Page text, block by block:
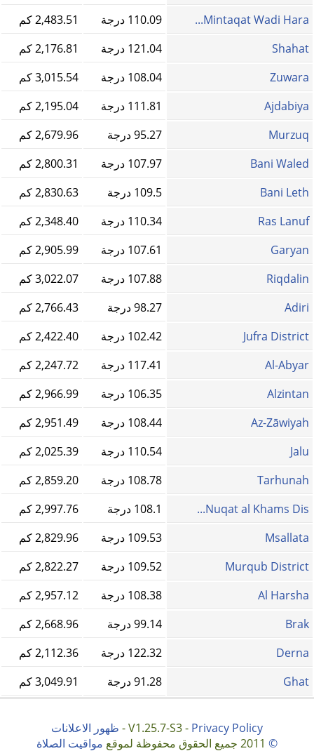
Mintaqat Wadi Hara...
110.09 درجة
2,483.51 كم
Shahat
121.04 درجة
2,176.81 كم
Zuwara
108.04 درجة
3,015.54 كم
Ajdabiya
111.81 درجة
2,195.04 كم
Murzuq‎
95.27 درجة
2,679.96 كم
Bani Waled
107.97 درجة
2,800.31 كم
Bani Leth
109.5 درجة
2,830.63 كم
Ras Lanuf
110.34 درجة
2,348.40 كم
Garyan
107.61 درجة
2,905.99 كم
Riqdalin
107.88 درجة
3,022.07 كم
Adiri
98.27 درجة
2,766.43 كم
Jufra District
102.42 درجة
2,422.40 كم
Al-Abyar
117.41 درجة
2,247.72 كم
Alzintan
106.35 درجة
2,966.99 كم
Az-Zāwiyah
108.44 درجة
2,951.49 كم
Jalu
110.54 درجة
2,025.39 كم
Tarhunah
108.78 درجة
2,859.20 كم
Nuqat al Khams Dis...
108.1 درجة
2,997.76 كم
Msallata
109.53 درجة
2,829.96 كم
Murqub District
109.52 درجة
2,822.27 كم
Al Harsha
108.38 درجة
2,957.12 كم
Brak
99.14 درجة
2,668.96 كم
Derna
122.32 درجة
2,112.36 كم
Ghat
91.28 درجة 3,049.91 كم
V1.25.7-S3 - Privacy Policy
- ظهور الاعلانات
©
مواقيت الصلاة